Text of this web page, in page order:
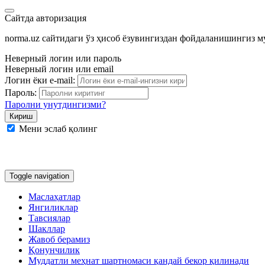
Сайтда авторизация
norma.uz сайтидаги ўз ҳисоб ёзувингиздан фойдаланишингиз
Неверный логин или пароль
Неверный логин или email
Логин ёки e-mail:
Пароль:
Паролни унутдингизми?
Мени эслаб қолинг
Toggle navigation
Маслаҳатлар
Янгиликлар
Тавсиялар
Шакллар
Жавоб берамиз
Қонунчилик
Муддатли меҳнат шартномаси қандай бекор қилинади